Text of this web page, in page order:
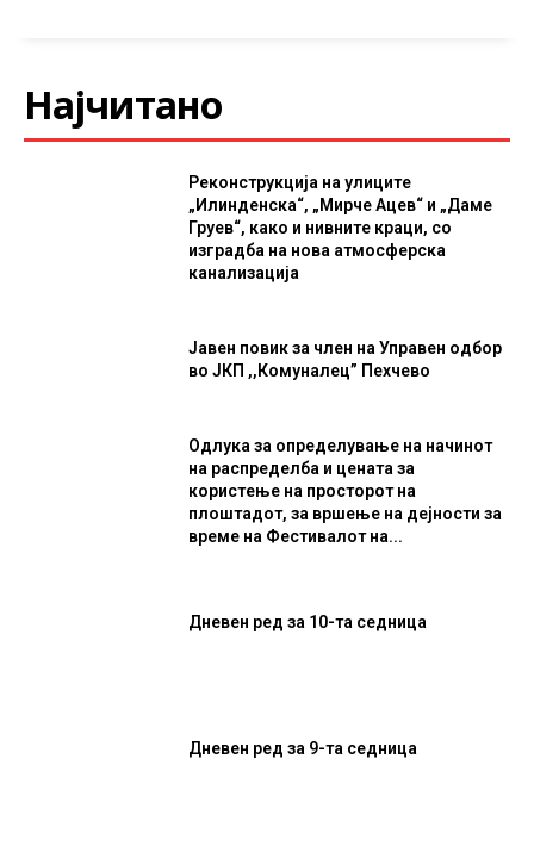
Најчитано
Реконструкција на улиците
„Илинденска“, „Мирче Ацев“ и „Даме
Груев“, како и нивните краци, со
изградба на нова атмосферска
канализација
Јавен повик за член на Управен одбор
во ЈКП ,,Комуналец” Пехчево
Одлука за определување на начинот
на распределба и цената за
користење на просторот на
плоштадот, за вршење на дејности за
време на Фестивалот на...
Дневен ред за 10-та седница
Дневен ред за 9-та седница